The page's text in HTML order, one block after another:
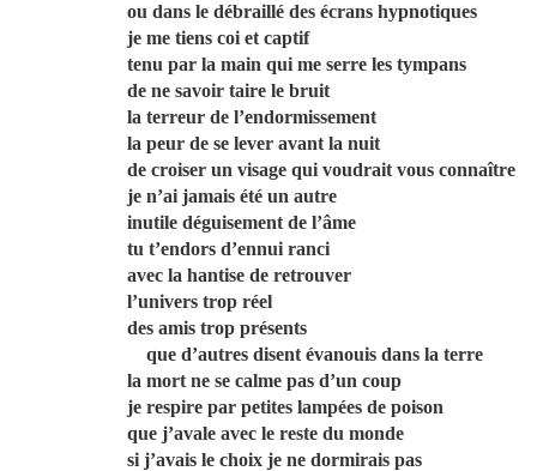
ou dans le débraillé des écrans hypnotiques
je me tiens coi et captif
tenu par la main qui me serre les tympans
de ne savoir taire le bruit
la terreur de l’endormissement
la peur de se lever avant la nuit
de croiser un visage qui voudrait vous connaître
je n’ai jamais été un autre
inutile déguisement de l’âme
tu t’endors d’ennui ranci
avec la hantise de retrouver
l’univers trop réel
des amis trop présents
que d’autres disent évanouis dans la terre
la mort ne se calme pas d’un coup
je respire par petites lampées de poison
que j’avale avec le reste du monde
si j’avais le choix je ne dormirais pas